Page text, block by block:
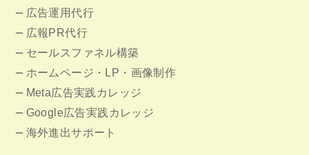
広告運用代行
広報PR代行
セールスファネル構築
ホームページ ・LP・画像制作
Meta広告実践カレッジ
Google広告実践カレッジ
海外進出サポート